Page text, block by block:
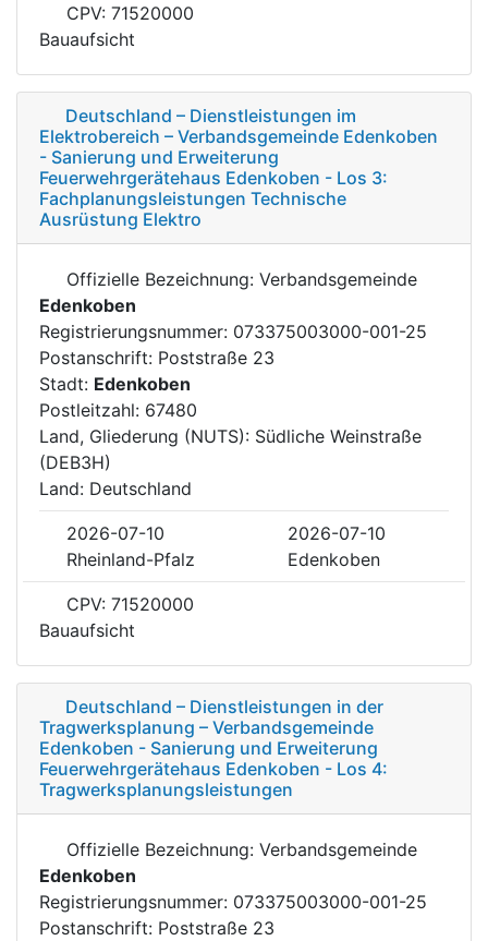
CPV: 71520000
Bauaufsicht
Deutschland – Dienstleistungen im
Elektrobereich – Verbandsgemeinde Edenkoben
- Sanierung und Erweiterung
Feuerwehrgerätehaus Edenkoben - Los 3:
Fachplanungsleistungen Technische
Ausrüstung Elektro
Offizielle Bezeichnung: Verbandsgemeinde
Edenkoben
Registrierungsnummer: 073375003000-001-25
Postanschrift: Poststraße 23
Stadt: Edenkoben
Postleitzahl: 67480
Land, Gliederung (NUTS): Südliche Weinstraße
(DEB3H)
Land: Deutschland
2026-07-10
2026-07-10
Rheinland-Pfalz
Edenkoben
CPV: 71520000
Bauaufsicht
Deutschland – Dienstleistungen in der
Tragwerksplanung – Verbandsgemeinde
Edenkoben - Sanierung und Erweiterung
Feuerwehrgerätehaus Edenkoben - Los 4:
Tragwerksplanungsleistungen
Offizielle Bezeichnung: Verbandsgemeinde
Edenkoben
Registrierungsnummer: 073375003000-001-25
Postanschrift: Poststraße 23